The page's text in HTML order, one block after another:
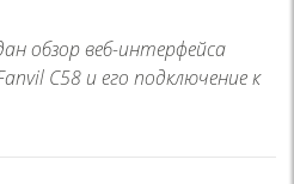
обзор веб-интерфейса
C58 и его подключение к